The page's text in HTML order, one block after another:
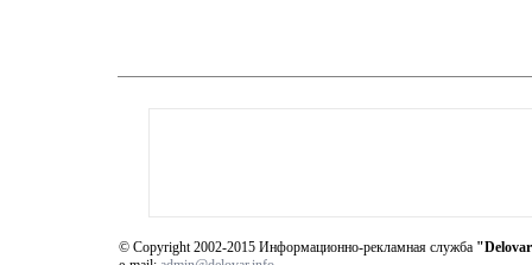
© Copyright 2002-2015 Информационно-рекламная служба